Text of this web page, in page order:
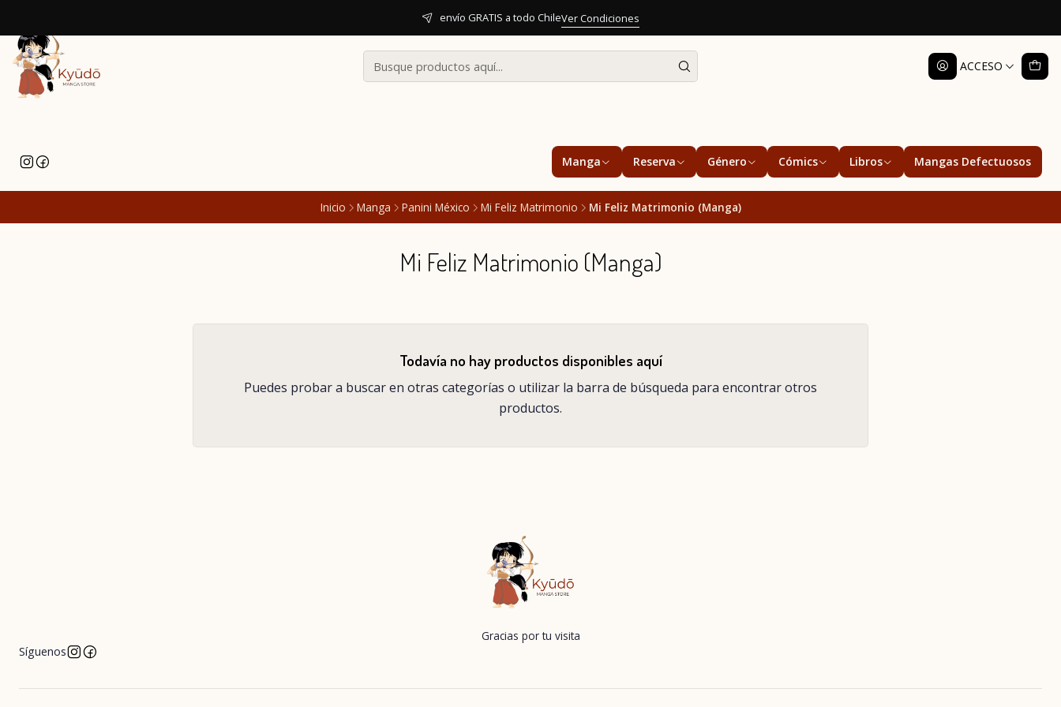
ACCESO
Manga Reserva Género Cómics Libros Mangas Defectuosos
envío GRATIS a todo ChileVer Condiciones
Inicio Manga Panini México Mi Feliz Matrimonio Mi Feliz Matrimonio (Manga)
Mi Feliz Matrimonio (Manga)
Todavía no hay productos disponibles aquí
Puedes probar a buscar en otras categorías o utilizar la barra de búsqueda para encontrar otros
productos.
Gracias por tu visita
Síguenos